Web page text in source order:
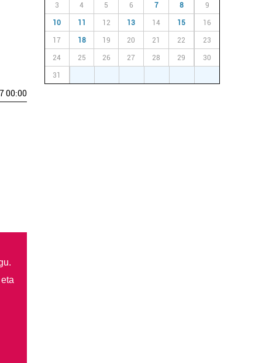
00:00
3 4 5 6 7 8 9
10 11 12 13 14 15 16
17 18 19 20 21 22 23
24 25 26 27 28 29 30
31